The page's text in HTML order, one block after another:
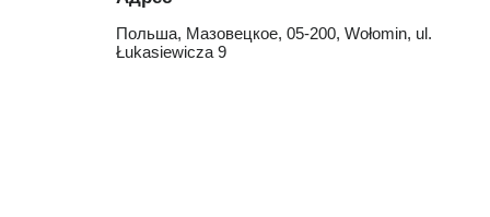
Польша, Мазовецкое, 05-200, Wołomin, ul.
Łukasiewicza 9